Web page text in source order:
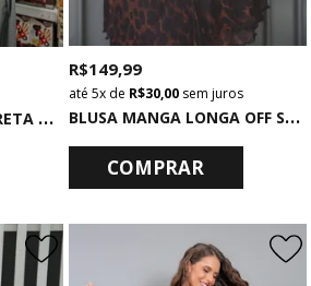
B
LUSA ACINTURADA PRETA PERMISSION B
LUSA MANGA LONGA OFF SHOULDER DE TULE ONCINHA
R$ 149,99
5xde R$ 30,00sem juros
COMPRAR